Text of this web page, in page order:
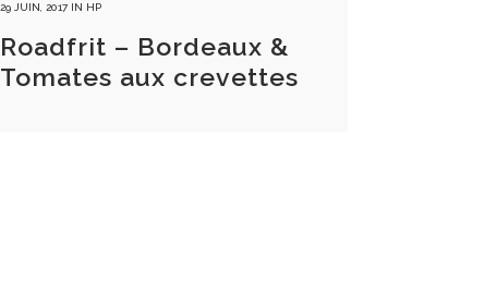
29 JUIN, 2017 IN HP
Roadfrit – Bordeaux &
Tomates aux crevettes